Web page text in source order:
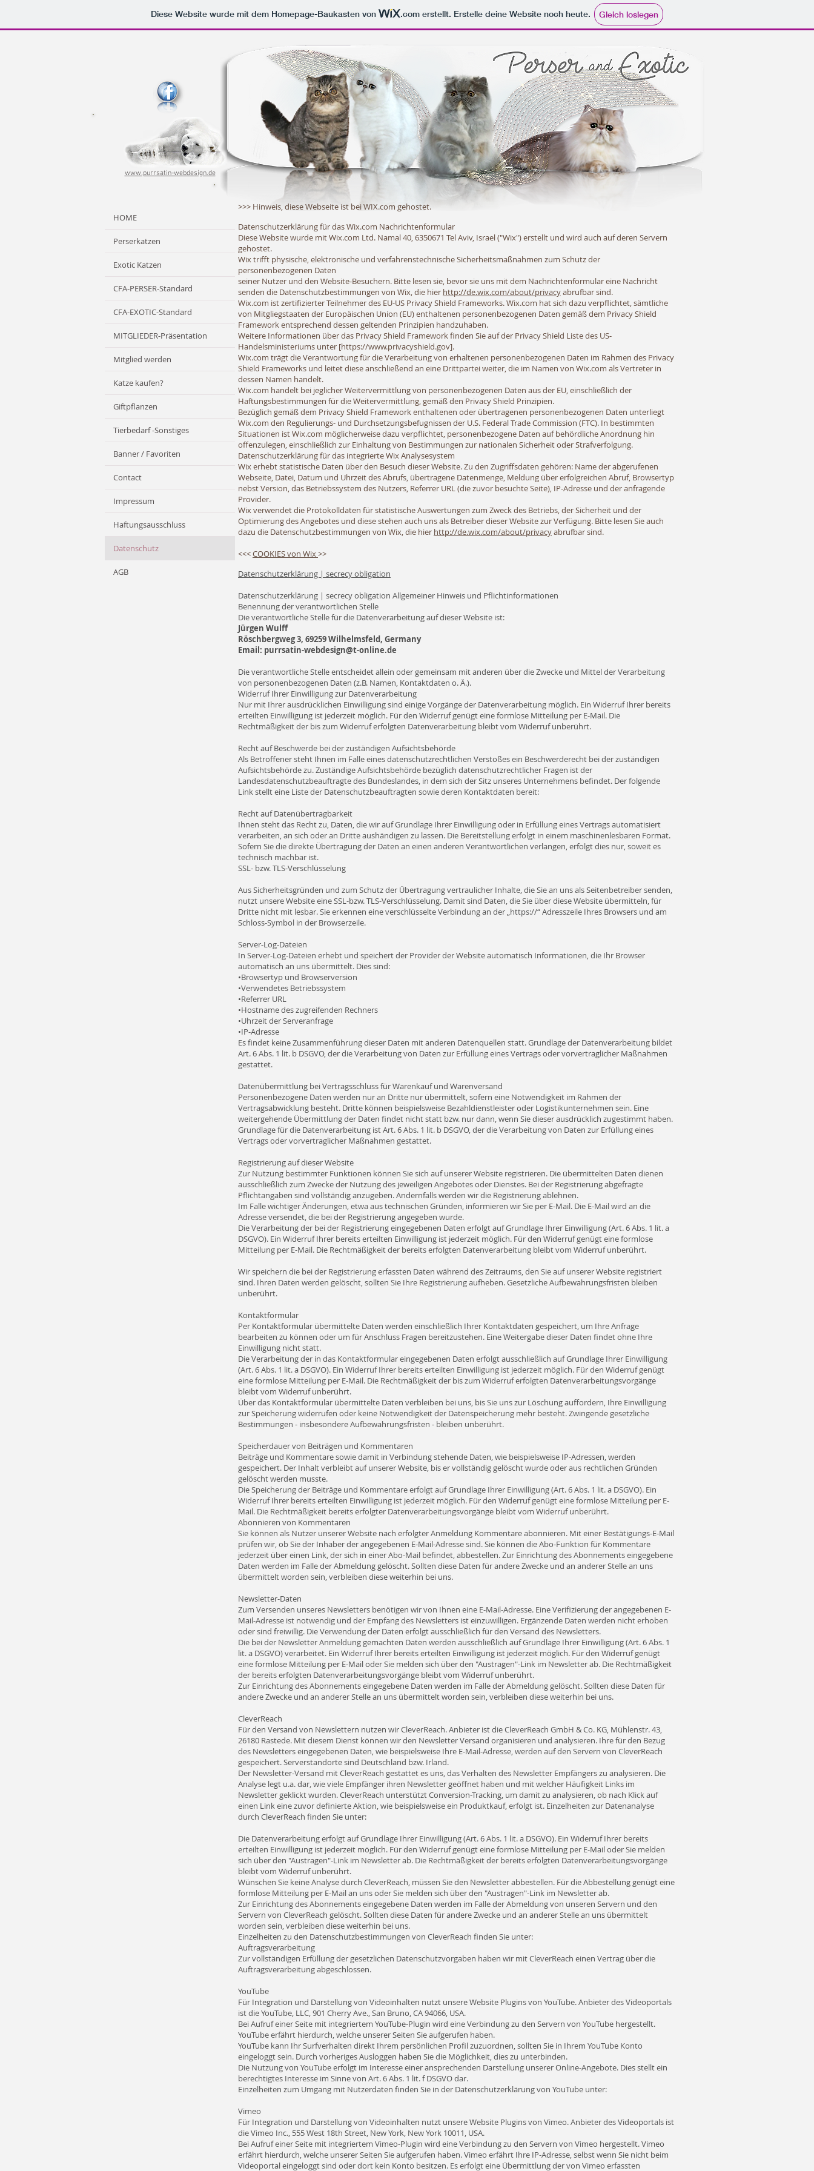
Diese Website wurde mit dem Homepage-Baukasten von .com erstellt. Erstelle deine Website noch heute. Gleich loslegen
www.purrsatin-webdesign.de
HOME
Perserkatzen
Exotic Katzen
CFA-PERSER-Standard
CFA-EXOTIC-Standard
MITGLIEDER-Präsentation
Mitglied werden
Katze kaufen?
Giftpflanzen
Tierbedarf -Sonstiges
Banner / Favoriten
Contact
Impressum
Haftungsausschluss
Datenschutz
AGB
>>> Hinweis, diese Webseite ist bei WIX.com gehostet.
Datenschutzerklärung für das Wix.com Nachrichtenformular
Diese Website wurde mit Wix.com Ltd. Namal 40, 6350671 Tel Aviv, Israel ("Wix") erstellt und wird auch auf deren Servern
gehostet.
Wix trifft physische, elektronische und verfahrenstechnische Sicherheitsmaßnahmen zum Schutz der
personenbezogenen Daten
seiner Nutzer und den Website-Besuchern. Bitte lesen sie, bevor sie uns mit dem Nachrichtenformular eine Nachricht
senden die Datenschutzbestimmungen von Wix, die hier http://de.wix.com/about/privacyabrufbar sind.
Wix.com ist zertifizierter Teilnehmer des EU-US Privacy Shield Frameworks. Wix.com hat sich dazu verpflichtet, sämtliche
von Mitgliegstaaten der Europäischen Union (EU) enthaltenen personenbezogenen Daten gemäß dem Privacy Shield
Framework entsprechend dessen geltenden Prinzipien handzuhaben.
Weitere Informationen über das Privacy Shield Framework finden Sie auf der Privacy Shield Liste des US-
Handelsministeriums unter [https://www.privacyshield.gov].
Wix.com trägt die Verantwortung für die Verarbeitung von erhaltenen personenbezogenen Daten im Rahmen des Privacy
Shield Frameworks und leitet diese anschließend an eine Drittpartei weiter, die im Namen von Wix.com als Vertreter in
dessen Namen handelt.
Wix.com handelt bei jeglicher Weitervermittlung von personenbezogenen Daten aus der EU, einschließlich der
Haftungsbestimmungen für die Weitervermittlung, gemäß den Privacy Shield Prinzipien.
Bezüglich gemäß dem Privacy Shield Framework enthaltenen oder übertragenen personenbezogenen Daten unterliegt
Wix.com den Regulierungs- und Durchsetzungsbefugnissen der U.S. Federal Trade Commission (FTC). In bestimmten
Situationen ist Wix.com möglicherweise dazu verpflichtet, personenbezogene Daten auf behördliche Anordnung hin
offenzulegen, einschließlich zur Einhaltung von Bestimmungen zur nationalen Sicherheit oder Strafverfolgung.
Datenschutzerklärung für das integrierte Wix Analysesystem
Wix erhebt statistische Daten über den Besuch dieser Website. Zu den Zugriffsdaten gehören: Name der abgerufenen
Webseite, Datei, Datum und Uhrzeit des Abrufs, übertragene Datenmenge, Meldung über erfolgreichen Abruf, Browsertyp
nebst Version, das Betriebssystem des Nutzers, Referrer URL (die zuvor besuchte Seite), IP-Adresse und der anfragende
Provider.
Wix verwendet die Protokolldaten für statistische Auswertungen zum Zweck des Betriebs, der Sicherheit und der
Optimierung des Angebotes und diese stehen auch uns als Betreiber dieser Website zur Verfügung. Bitte lesen Sie auch
dazu die Datenschutzbestimmungen von Wix, die hier http://de.wix.com/about/privacyabrufbar sind.
<<<COOKIES von Wix>>
Datenschutzerklärung | secrecy obligation
Datenschutzerklärung | secrecy obligation Allgemeiner Hinweis und Pflichtinformationen
Benennung der verantwortlichen Stelle
Die verantwortliche Stelle für die Datenverarbeitung auf dieser Website ist:
Jürgen Wulff
Röschbergweg 3, 69259 Wilhelmsfeld, Germany
Email: purrsatin-webdesign@t-online.de
Die verantwortliche Stelle entscheidet allein oder gemeinsam mit anderen über die Zwecke und Mittel der Verarbeitung
von personenbezogenen Daten (z.B. Namen, Kontaktdaten o. Ä.).
Widerruf Ihrer Einwilligung zur Datenverarbeitung
Nur mit Ihrer ausdrücklichen Einwilligung sind einige Vorgänge der Datenverarbeitung möglich. Ein Widerruf Ihrer bereits
erteilten Einwilligung ist jederzeit möglich. Für den Widerruf genügt eine formlose Mitteilung per E-Mail. Die
Rechtmäßigkeit der bis zum Widerruf erfolgten Datenverarbeitung bleibt vom Widerruf unberührt.
Recht auf Beschwerde bei der zuständigen Aufsichtsbehörde
Als Betroffener steht Ihnen im Falle eines datenschutzrechtlichen Verstoßes ein Beschwerderecht bei der zuständigen
Aufsichtsbehörde zu. Zuständige Aufsichtsbehörde bezüglich datenschutzrechtlicher Fragen ist der
Landesdatenschutzbeauftragte des Bundeslandes, in dem sich der Sitz unseres Unternehmens befindet. Der folgende
Link stellt eine Liste der Datenschutzbeauftragten sowie deren Kontaktdaten bereit:
Recht auf Datenübertragbarkeit
Ihnen steht das Recht zu, Daten, die wir auf Grundlage Ihrer Einwilligung oder in Erfüllung eines Vertrags automatisiert
verarbeiten, an sich oder an Dritte aushändigen zu lassen. Die Bereitstellung erfolgt in einem maschinenlesbaren Format.
Sofern Sie die direkte Übertragung der Daten an einen anderen Verantwortlichen verlangen, erfolgt dies nur, soweit es
technisch machbar ist.
SSL- bzw. TLS-Verschlüsselung
Aus Sicherheitsgründen und zum Schutz der Übertragung vertraulicher Inhalte, die Sie an uns als Seitenbetreiber senden,
nutzt unsere Website eine SSL-bzw. TLS-Verschlüsselung. Damit sind Daten, die Sie über diese Website übermitteln, für
Dritte nicht mit lesbar. Sie erkennen eine verschlüsselte Verbindung an der „https://“ Adresszeile Ihres Browsers und am
Schloss-Symbol in der Browserzeile.
Server-Log-Dateien
In Server-Log-Dateien erhebt und speichert der Provider der Website automatisch Informationen, die Ihr Browser
automatisch an uns übermittelt. Dies sind:
•Browsertyp und Browserversion
•Verwendetes Betriebssystem
•Referrer URL
•Hostname des zugreifenden Rechners
•Uhrzeit der Serveranfrage
•IP-Adresse
Es findet keine Zusammenführung dieser Daten mit anderen Datenquellen statt. Grundlage der Datenverarbeitung bildet
Art. 6 Abs. 1 lit. b DSGVO, der die Verarbeitung von Daten zur Erfüllung eines Vertrags oder vorvertraglicher Maßnahmen
gestattet.
Datenübermittlung bei Vertragsschluss für Warenkauf und Warenversand
Personenbezogene Daten werden nur an Dritte nur übermittelt, sofern eine Notwendigkeit im Rahmen der
Vertragsabwicklung besteht. Dritte können beispielsweise Bezahldienstleister oder Logistikunternehmen sein. Eine
weitergehende Übermittlung der Daten findet nicht statt bzw. nur dann, wenn Sie dieser ausdrücklich zugestimmt haben.
Grundlage für die Datenverarbeitung ist Art. 6 Abs. 1 lit. b DSGVO, der die Verarbeitung von Daten zur Erfüllung eines
Vertrags oder vorvertraglicher Maßnahmen gestattet.
Registrierung auf dieser Website
Zur Nutzung bestimmter Funktionen können Sie sich auf unserer Website registrieren. Die übermittelten Daten dienen
ausschließlich zum Zwecke der Nutzung des jeweiligen Angebotes oder Dienstes. Bei der Registrierung abgefragte
Pflichtangaben sind vollständig anzugeben. Andernfalls werden wir die Registrierung ablehnen.
Im Falle wichtiger Änderungen, etwa aus technischen Gründen, informieren wir Sie per E-Mail. Die E-Mail wird an die
Adresse versendet, die bei der Registrierung angegeben wurde.
Die Verarbeitung der bei der Registrierung eingegebenen Daten erfolgt auf Grundlage Ihrer Einwilligung (Art. 6 Abs. 1 lit. a
DSGVO). Ein Widerruf Ihrer bereits erteilten Einwilligung ist jederzeit möglich. Für den Widerruf genügt eine formlose
Mitteilung per E-Mail. Die Rechtmäßigkeit der bereits erfolgten Datenverarbeitung bleibt vom Widerruf unberührt.
Wir speichern die bei der Registrierung erfassten Daten während des Zeitraums, den Sie auf unserer Website registriert
sind. Ihren Daten werden gelöscht, sollten Sie Ihre Registrierung aufheben. Gesetzliche Aufbewahrungsfristen bleiben
unberührt.
Kontaktformular
Per Kontaktformular übermittelte Daten werden einschließlich Ihrer Kontaktdaten gespeichert, um Ihre Anfrage
bearbeiten zu können oder um für Anschluss Fragen bereitzustehen. Eine Weitergabe dieser Daten findet ohne Ihre
Einwilligung nicht statt.
Die Verarbeitung der in das Kontaktformular eingegebenen Daten erfolgt ausschließlich auf Grundlage Ihrer Einwilligung
(Art. 6 Abs. 1 lit. a DSGVO). Ein Widerruf Ihrer bereits erteilten Einwilligung ist jederzeit möglich. Für den Widerruf genügt
eine formlose Mitteilung per E-Mail. Die Rechtmäßigkeit der bis zum Widerruf erfolgten Datenverarbeitungsvorgänge
bleibt vom Widerruf unberührt.
Über das Kontaktformular übermittelte Daten verbleiben bei uns, bis Sie uns zur Löschung auffordern, Ihre Einwilligung
zur Speicherung widerrufen oder keine Notwendigkeit der Datenspeicherung mehr besteht. Zwingende gesetzliche
Bestimmungen - insbesondere Aufbewahrungsfristen - bleiben unberührt.
Speicherdauer von Beiträgen und Kommentaren
Beiträge und Kommentare sowie damit in Verbindung stehende Daten, wie beispielsweise IP-Adressen, werden
gespeichert. Der Inhalt verbleibt auf unserer Website, bis er vollständig gelöscht wurde oder aus rechtlichen Gründen
gelöscht werden musste.
Die Speicherung der Beiträge und Kommentare erfolgt auf Grundlage Ihrer Einwilligung (Art. 6 Abs. 1 lit. a DSGVO). Ein
Widerruf Ihrer bereits erteilten Einwilligung ist jederzeit möglich. Für den Widerruf genügt eine formlose Mitteilung per E-
Mail. Die Rechtmäßigkeit bereits erfolgter Datenverarbeitungsvorgänge bleibt vom Widerruf unberührt.
Abonnieren von Kommentaren
Sie können als Nutzer unserer Website nach erfolgter Anmeldung Kommentare abonnieren. Mit einer Bestätigungs-E-Mail
prüfen wir, ob Sie der Inhaber der angegebenen E-Mail-Adresse sind. Sie können die Abo-Funktion für Kommentare
jederzeit über einen Link, der sich in einer Abo-Mail befindet, abbestellen. Zur Einrichtung des Abonnements eingegebene
Daten werden im Falle der Abmeldung gelöscht. Sollten diese Daten für andere Zwecke und an anderer Stelle an uns
übermittelt worden sein, verbleiben diese weiterhin bei uns.
Newsletter-Daten
Zum Versenden unseres Newsletters benötigen wir von Ihnen eine E-Mail-Adresse. Eine Verifizierung der angegebenen E-
Mail-Adresse ist notwendig und der Empfang des Newsletters ist einzuwilligen. Ergänzende Daten werden nicht erhoben
oder sind freiwillig. Die Verwendung der Daten erfolgt ausschließlich für den Versand des Newsletters.
Die bei der Newsletter Anmeldung gemachten Daten werden ausschließlich auf Grundlage Ihrer Einwilligung (Art. 6 Abs. 1
lit. a DSGVO) verarbeitet. Ein Widerruf Ihrer bereits erteilten Einwilligung ist jederzeit möglich. Für den Widerruf genügt
eine formlose Mitteilung per E-Mail oder Sie melden sich über den "Austragen"-Link im Newsletter ab. Die Rechtmäßigkeit
der bereits erfolgten Datenverarbeitungsvorgänge bleibt vom Widerruf unberührt.
Zur Einrichtung des Abonnements eingegebene Daten werden im Falle der Abmeldung gelöscht. Sollten diese Daten für
andere Zwecke und an anderer Stelle an uns übermittelt worden sein, verbleiben diese weiterhin bei uns.
CleverReach
Für den Versand von Newslettern nutzen wir CleverReach. Anbieter ist die CleverReach GmbH & Co. KG, Mühlenstr. 43,
26180 Rastede. Mit diesem Dienst können wir den Newsletter Versand organisieren und analysieren. Ihre für den Bezug
des Newsletters eingegebenen Daten, wie beispielsweise Ihre E-Mail-Adresse, werden auf den Servern von CleverReach
gespeichert. Serverstandorte sind Deutschland bzw. Irland.
Der Newsletter-Versand mit CleverReach gestattet es uns, das Verhalten des Newsletter Empfängers zu analysieren. Die
Analyse legt u.a. dar, wie viele Empfänger ihren Newsletter geöffnet haben und mit welcher Häufigkeit Links im
Newsletter geklickt wurden. CleverReach unterstützt Conversion-Tracking, um damit zu analysieren, ob nach Klick auf
einen Link eine zuvor definierte Aktion, wie beispielsweise ein Produktkauf, erfolgt ist. Einzelheiten zur Datenanalyse
durch CleverReach finden Sie unter:
Die Datenverarbeitung erfolgt auf Grundlage Ihrer Einwilligung (Art. 6 Abs. 1 lit. a DSGVO). Ein Widerruf Ihrer bereits
erteilten Einwilligung ist jederzeit möglich. Für den Widerruf genügt eine formlose Mitteilung per E-Mail oder Sie melden
sich über den "Austragen"-Link im Newsletter ab. Die Rechtmäßigkeit der bereits erfolgten Datenverarbeitungsvorgänge
bleibt vom Widerruf unberührt.
Wünschen Sie keine Analyse durch CleverReach, müssen Sie den Newsletter abbestellen. Für die Abbestellung genügt eine
formlose Mitteilung per E-Mail an uns oder Sie melden sich über den "Austragen"-Link im Newsletter ab.
Zur Einrichtung des Abonnements eingegebene Daten werden im Falle der Abmeldung von unseren Servern und den
Servern von CleverReach gelöscht. Sollten diese Daten für andere Zwecke und an anderer Stelle an uns übermittelt
worden sein, verbleiben diese weiterhin bei uns.
Einzelheiten zu den Datenschutzbestimmungen von CleverReach finden Sie unter:
Auftragsverarbeitung
Zur vollständigen Erfüllung der gesetzlichen Datenschutzvorgaben haben wir mit CleverReach einen Vertrag über die
Auftragsverarbeitung abgeschlossen.
YouTube
Für Integration und Darstellung von Videoinhalten nutzt unsere Website Plugins von YouTube. Anbieter des Videoportals
ist die YouTube, LLC, 901 Cherry Ave., San Bruno, CA 94066, USA.
Bei Aufruf einer Seite mit integriertem YouTube-Plugin wird eine Verbindung zu den Servern von YouTube hergestellt.
YouTube erfährt hierdurch, welche unserer Seiten Sie aufgerufen haben.
YouTube kann Ihr Surfverhalten direkt Ihrem persönlichen Profil zuzuordnen, sollten Sie in Ihrem YouTube Konto
eingeloggt sein. Durch vorheriges Ausloggen haben Sie die Möglichkeit, dies zu unterbinden.
Die Nutzung von YouTube erfolgt im Interesse einer ansprechenden Darstellung unserer Online-Angebote. Dies stellt ein
berechtigtes Interesse im Sinne von Art. 6 Abs. 1 lit. f DSGVO dar.
Einzelheiten zum Umgang mit Nutzerdaten finden Sie in der Datenschutzerklärung von YouTube unter:
Vimeo
Für Integration und Darstellung von Videoinhalten nutzt unsere Website Plugins von Vimeo. Anbieter des Videoportals ist
die Vimeo Inc., 555 West 18th Street, New York, New York 10011, USA.
Bei Aufruf einer Seite mit integriertem Vimeo-Plugin wird eine Verbindung zu den Servern von Vimeo hergestellt. Vimeo
erfährt hierdurch, welche unserer Seiten Sie aufgerufen haben. Vimeo erfährt Ihre IP-Adresse, selbst wenn Sie nicht beim
Videoportal eingeloggt sind oder dort kein Konto besitzen. Es erfolgt eine Übermittlung der von Vimeo erfassten